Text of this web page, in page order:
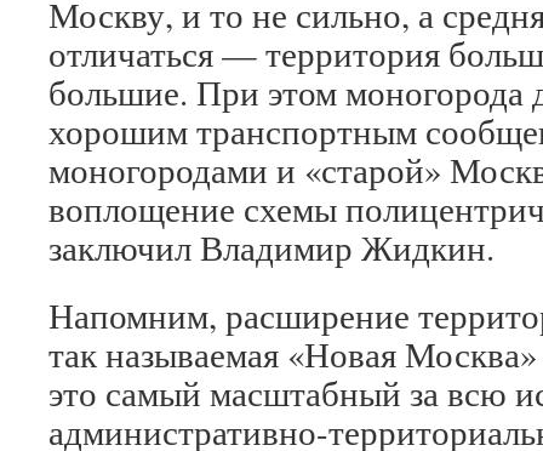
Москву, и то не сильно, а
отличаться — территория
большие. При этом моногорода
хорошим транспортным
моногородами и «старой»
воплощение схемы
заключил Владимир Жидкин.
Напомним, расширение
так называемая «Новая
это самый масштабный за всю
административно-